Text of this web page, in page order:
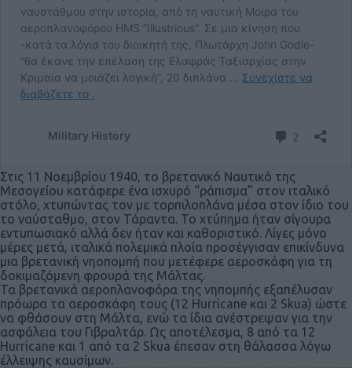
Στις 11 Νοεμβρίου 1940, το βρετανικό Ναυτικό της
Μεσογείου κατάφερε ένα ισχυρό “ράπισμα” στον ιταλικό
στόλο, χτυπώντας τον με τορπιλοπλάνα μέσα στον ίδιο του
το ναύσταθμο, στον Τάραντα. Το χτύπημα ήταν σίγουρα
εντυπωσιακό αλλά δεν ήταν και καθοριστικό. Λίγες μόνο
μέρες μετά, ιταλικά πολεμικά πλοία προσέγγισαν επικίνδυνα
μια βρετανική νηοπομπή που μετέφερε αεροσκάφη για τη
δοκιμαζόμενη φρουρά της Μάλτας.
Τα βρετανικά αεροπλανοφόρα της νηπομπής εξαπέλυσαν
πρόωρα τα αεροσκάφη τους (12 Hurricane και 2 Skua) ώστε
να φθάσουν στη Μάλτα, ενώ τα ίδια ανέστρεψαν για την
ασφάλεια του Γιβραλτάρ. Ως αποτέλεσμα, 8 από τα 12
Hurricane και 1 από τα 2 Skua έπεσαν στη θάλασσα λόγω
έλλειψης καυσίμων.